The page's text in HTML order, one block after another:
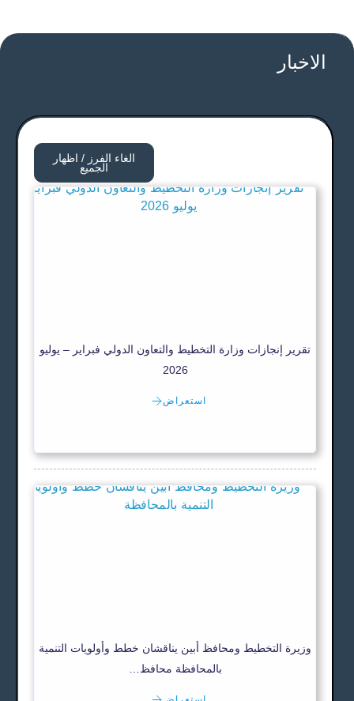
الاخبار
الغاء الفرز / اظهار
الجميع
تقرير إنجازات وزارة التخطيط والتعاون الدولي فبراير – يوليو
2026
استعراض
وزيرة التخطيط ومحافظ أبين يناقشان خطط وأولويات التنمية
بالمحافظة محافظ…